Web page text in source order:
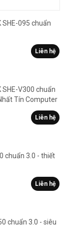
SHE-095 chuẩn
Liên hệ
SHE-V300 chuẩn
Tín Computer
Liên hệ
chuẩn 3.0 - thiết
Liên hệ
chuẩn 3.0 - siêu